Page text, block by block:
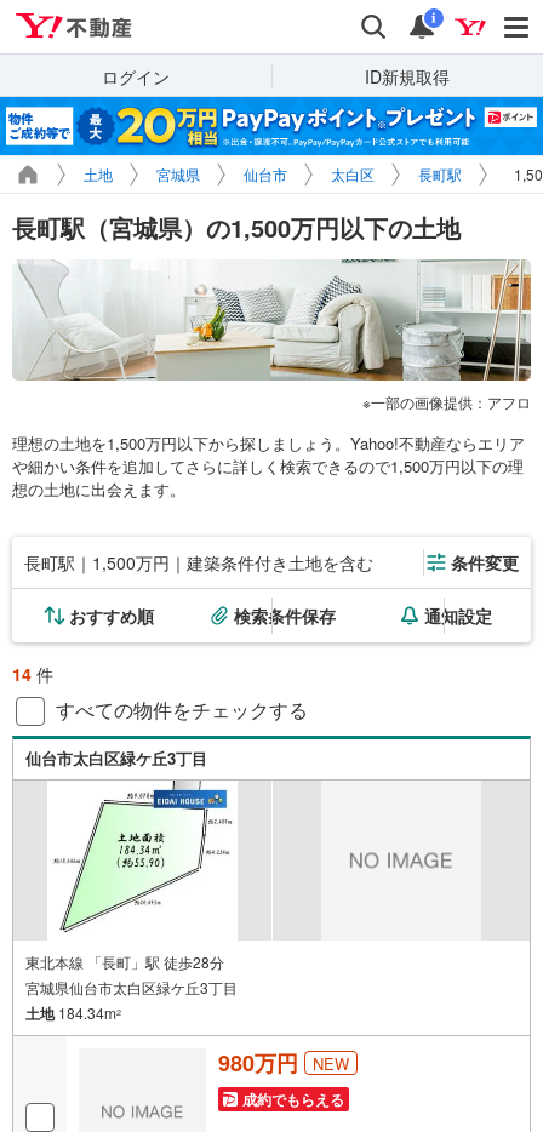
検索 通知
i
ログイン ID新規取得
土地 宮城県 仙台市 太白区 長町駅
長町駅（宮城県）の1,500万円以下の土地
一部の画像提供：アフロ
理想の土地を1,500万円以下から探しましょう。Yahoo!不動産ならエリア
や細かい条件を追加してさらに詳しく検索できるので1,500万円以下の理
想の土地に出会えます。
長町駅｜1,500万円｜建築条件付き土地を含む 条件変更
おすすめ順 検索条件保存 通知設定
14 件
すべての物件をチェックする
仙台市太白区緑ケ丘3丁目
東北本線 「長町」駅 徒歩28分
宮城県仙台市太白区緑ケ丘3丁目
土地184.34m2
980万円 NEW
成約でもらえる